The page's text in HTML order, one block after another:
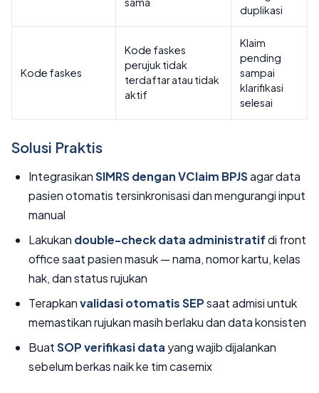
duplikasi
Kode faskes
Kode faskes
perujuk tidak
terdaftar atau tidak
aktif
Klaim
pending
sampai
klarifikasi
selesai
Solusi Praktis
IntegrasikanSIMRS dengan VClaim BPJSagar data
pasien otomatis tersinkronisasi dan mengurangi input
manual
Lakukan double-check data administratifdi front
office saat pasien masuk — nama, nomor kartu, kelas
hak, dan status rujukan
Terapkanvalidasi otomatis SEPsaat admisi untuk
memastikan rujukan masih berlaku dan data konsisten
BuatSOP verifikasi data yang wajib dijalankan
sebelum berkas naik ke tim casemix